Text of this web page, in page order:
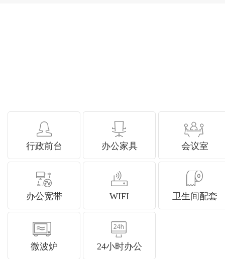
行政前台 办公家具 会议室
办公宽带 WIFI 卫生间配套
微波炉 24小时办公